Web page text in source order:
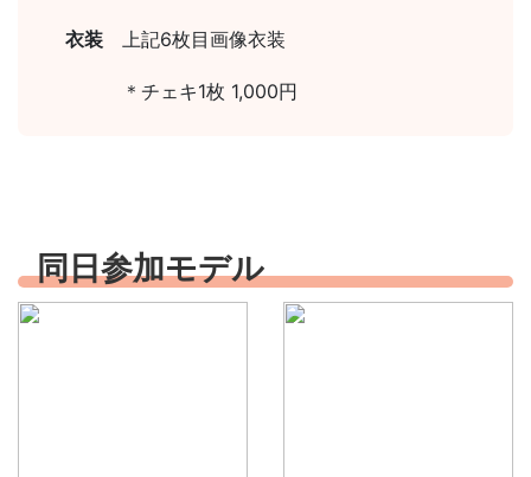
衣装 上記6枚目画像衣装
＊チェキ1枚 1,000円
同日参加モデル